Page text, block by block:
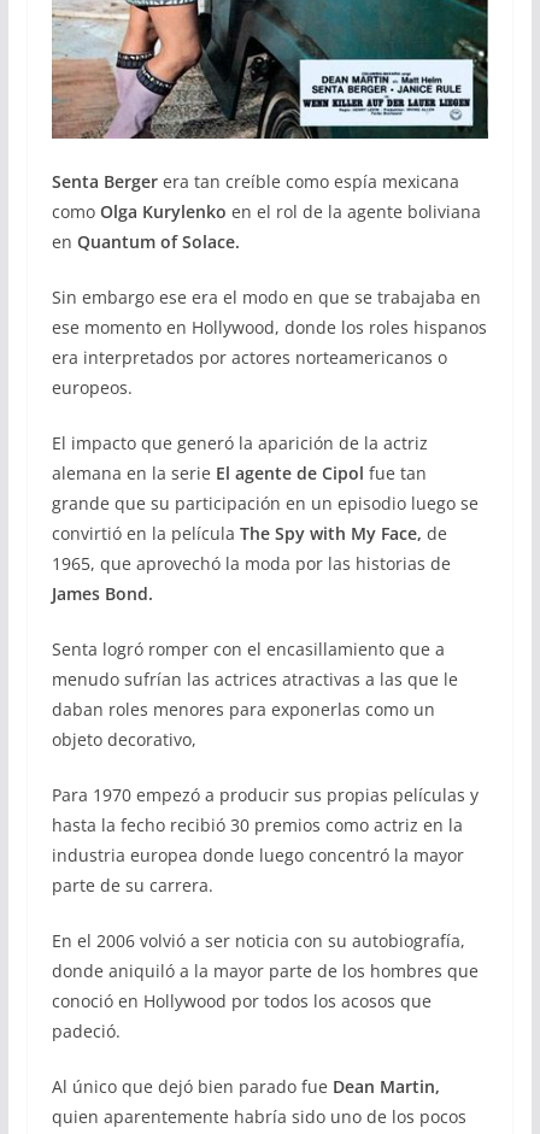
Senta Bergerera tan creíble como espía mexicana
como Olga Kurylenko en el rol de la agente boliviana
en Quantum of Solace.
Sin embargo ese era el modo en que se trabajaba en
ese momento en Hollywood, donde los roles hispanos
era interpretados por actores norteamericanos o
europeos.
El impacto que generó la aparición de la actriz
alemana en la serie El agente de Cipol fue tan
grande que su participación en un episodio luego se
convirtió en la película The Spy with My Face, de
1965, que aprovechó la moda por las historias de
James Bond.
Senta logró romper con el encasillamiento que a
menudo sufrían las actrices atractivas a las que le
daban roles menores para exponerlas como un
objeto decorativo,
Para 1970 empezó a producir sus propias películas y
hasta la fecho recibió 30 premios como actriz en la
industria europea donde luego concentró la mayor
parte de su carrera.
En el 2006 volvió a ser noticia con su autobiografía,
donde aniquiló a la mayor parte de los hombres que
conoció en Hollywood por todos los acosos que
padeció.
Al único que dejó bien parado fue Dean Martin,
quien aparentemente habría sido uno de los pocos